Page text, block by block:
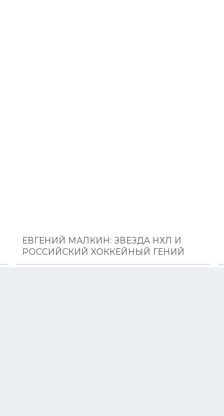
ЕВГЕНИЙ МАЛКИН: ЗВЕЗДА НХЛ И
РОССИЙСКИЙ ХОККЕЙНЫЙ ГЕНИЙ